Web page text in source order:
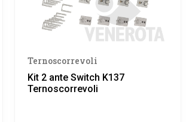
Ternoscorrevoli
Kit 2 ante Switch K137
Ternoscorrevoli